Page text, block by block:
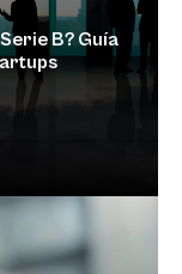
B? Guía